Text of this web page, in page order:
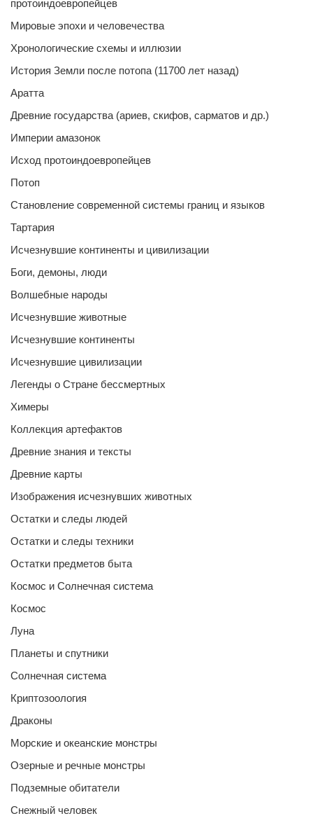
протоиндоевропейцев
Мировые эпохи и человечества
Хронологические схемы и иллюзии
История Земли после потопа (11700 лет назад)
Аратта
Древние государства (ариев, скифов, сарматов и др.)
Империи амазонок
Исход протоиндоевропейцев
Потоп
Становление современной системы границ и языков
Тартария
Исчезнувшие континенты и цивилизации
Боги, демоны, люди
Волшебные народы
Исчезнувшие животные
Исчезнувшие континенты
Исчезнувшие цивилизации
Легенды о Стране бессмертных
Химеры
Коллекция артефактов
Древние знания и тексты
Древние карты
Изображения исчезнувших животных
Остатки и следы людей
Остатки и следы техники
Остатки предметов быта
Космос и Солнечная система
Космос
Луна
Планеты и спутники
Солнечная система
Криптозоология
Драконы
Морские и океанские монстры
Озерные и речные монстры
Подземные обитатели
Снежный человек